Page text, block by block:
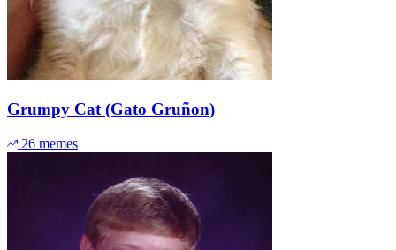
Grumpy Cat (Gato Gruñon)
26 memes